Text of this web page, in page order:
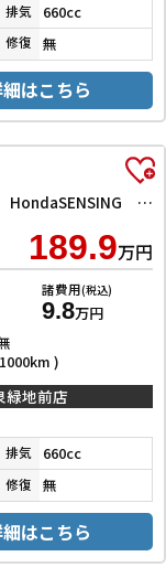
排気 660cc
修復 無
はこちら
ブラックスタイル 届出済未使用車 禁煙車 HondaSENSING 両側自動ドア アダプティブクルーズコントロール 電子パーキング 前席シートヒーター LEDヘッドライト スマートキー プッシュスタート 純正アルミ
189.9万円
諸費用(税込)
9.8万円
)
緑地前店
排気 660cc
修復 無
はこちら